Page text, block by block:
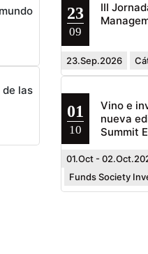
las
23
09
III
23.Sep.2026
01
10
Vino e
nueva
Summit
01.Oct -
Funds Society